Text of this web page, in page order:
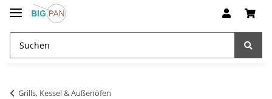
Grills, Kessel & Außenöfen